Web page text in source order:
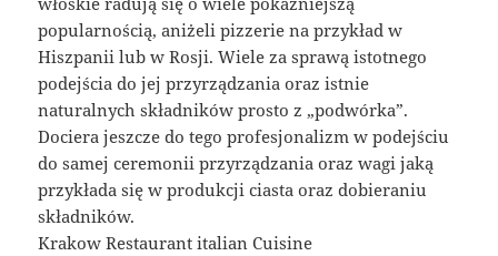
popularnością, aniżeli pizzerie na przykład w
Hiszpanii lub w Rosji. Wiele za sprawą istotnego
podejścia do jej przyrządzania oraz istnie
naturalnych składników prosto z „podwórka”.
Dociera jeszcze do tego profesjonalizm w podejściu
do samej ceremonii przyrządzania oraz wagi jaką
przykłada się w produkcji ciasta oraz dobieraniu
składników.
Krakow Restaurant italian Cuisine